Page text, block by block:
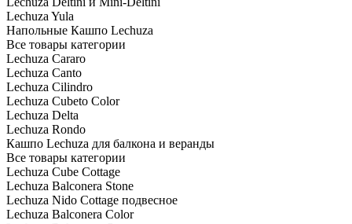
Lechuza Yula
Напольные Кашпо Lechuza
Все товары категории
Lechuza Cararo
Lechuza Canto
Lechuza Cilindro
Lechuza Cubeto Color
Lechuza Delta
Lechuza Rondo
Кашпо Lechuza для балкона и веранды
Все товары категории
Lechuza Cube Cottage
Lechuza Balconera Stone
Lechuza Nido Cottage подвесное
Lechuza Balconera Color